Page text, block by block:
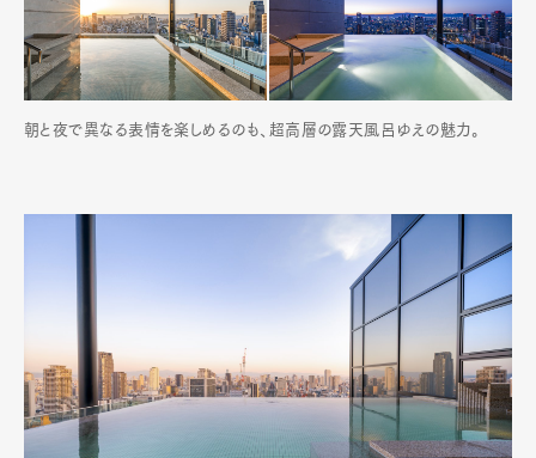
朝と夜で異なる表情を楽しめるのも、超高層の露天風呂ゆえの魅力。